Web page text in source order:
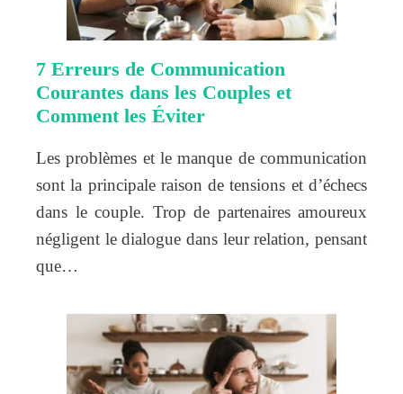
7 Erreurs de Communication
Courantes dans les Couples et
Comment les Éviter
Les problèmes et le manque de communication
sont la principale raison de tensions et d’échecs
dans le couple. Trop de partenaires amoureux
négligent le dialogue dans leur relation, pensant
que…